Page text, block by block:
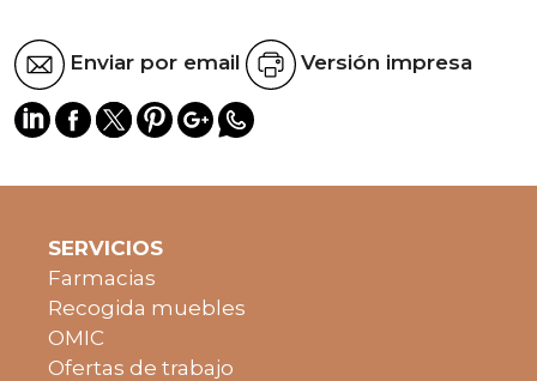
Enviar por email Versión impresa
SERVICIOS
Farmacias
Recogida muebles
OMIC
Ofertas de trabajo